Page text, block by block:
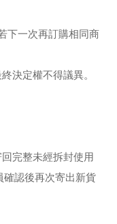
下一次再訂購相同商
決定權不得議異。
完整未經拆封使用
認後再次寄出新貨